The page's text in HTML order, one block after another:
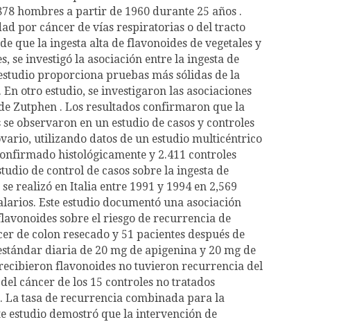
hombres a partir de 1960 durante 25 años .
por cáncer de vías respiratorias o del tracto
que la ingesta alta de flavonoides de vegetales y
se investigó la asociación entre la ingesta de
proporciona pruebas más sólidas de la
otro estudio, se investigaron las asociaciones
Zutphen . Los resultados confirmaron que la
observaron en un estudio de casos y controles
utilizando datos de un estudio multicéntrico
histológicamente y 2.411 controles
de control de casos sobre la ingesta de
realizó en Italia entre 1991 y 1994 en 2,569
Este estudio documentó una asociación
sobre el riesgo de recurrencia de
de colon resecado y 51 pacientes después de
diaria de 20 mg de apigenina y 20 mg de
flavonoides no tuvieron recurrencia del
cáncer de los 15 controles no tratados
La tasa de recurrencia combinada para la
estudio demostró que la intervención de